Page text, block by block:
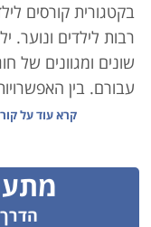
בקטגורית קורסים
שונים ומגוונים של
עבורם. בין
מוסיקה, תנועה
קיץ בחו"ל המותאמים
אווירה ולשפר את
לעיצוב בגדים
קרא עוד על